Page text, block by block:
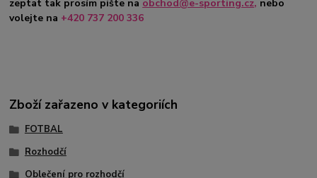
zeptat tak prosím pište na obchod@e-sporting.cz, nebo
volejte na +420 737 200 336
Zboží zařazeno v kategoriích
FOTBAL
Rozhodčí
Oblečení pro rozhodčí